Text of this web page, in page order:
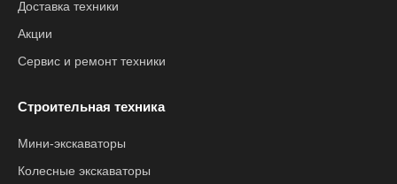
Доставка техники
Акции
Сервис и ремонт техники
Строительная техника
Мини-экскаваторы
Колесные экскаваторы